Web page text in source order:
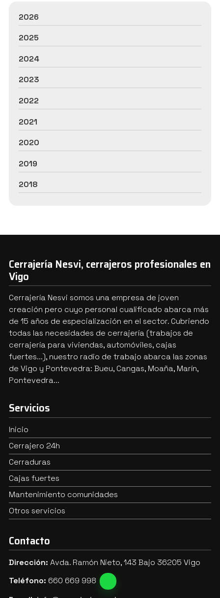
2026
2025
2024
2023
2022
2021
2020
2019
2018
Cerrajería Nesvi, cerrajeros profesionales en
Vigo
Cerrajería Nesvi somos una empresa de joven
creación pero cuyo personal cualificado abarca más
de 15 años de especialización en el sector. Cubriendo
todas las necesidades de cerrajería (trabajos de
cerrajería para viviendas, automóviles, cajas
fuertes...), nuestro radio de trabajo abarca las zonas
de Vigo y Pontevedra: Bueu, Cangas, Moaña, Marín,
Pontevedra...
Servicios
Inicio
Cerrajero 24h
Cerraduras
Cajas fuertes
Mantenimiento comunidades
Otros servicios
Contacto
Dirección: Avda. Ramón Nieto, 143 Bajo 36205 Vigo
Teléfono: 660 669 998